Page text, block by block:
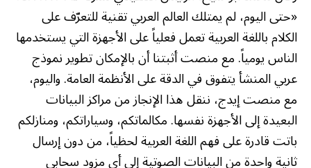
«حتى اليوم، لم يمتلك العالم العربي تقنية للتعرّف على
الكلام باللغة العربية تعمل فعلياً على الأجهزة التي يستخدمها
الناس يومياً. مع منصت أثبتنا أن بالإمكان تطوير نموذج
عربي المنشأ يتفوق في الدقة على الأنظمة العامة. واليوم،
مع منصت إيدج، ننقل هذا الإنجاز من مراكز البيانات
البعيدة إلى الأجهزة نفسها. مكالماتكم، وسياراتكم، ومنازلكم
باتت قادرة على فهم اللغة العربية لحظياً، من دون إرسال
ثانية واحدة من البيانات الصوتية إلى أي مزود سحابي